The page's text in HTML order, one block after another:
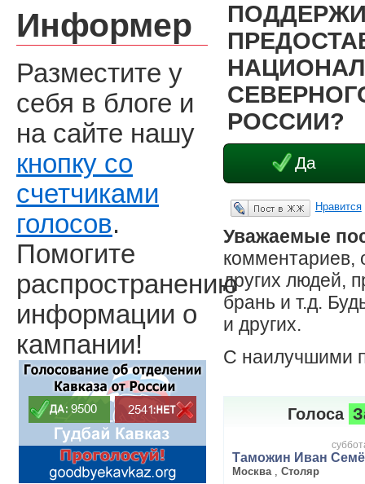
РОССИИ?
Да
Опубликовать в ЖЖ Нравится
Уважаемые
комментариев,
других людей,
брань и т.д.
и других.
С наилучшими
Голоса
Таможин Иван
Москва
Столяр
Информер
Разместите у
себя в блоге и
на сайте нашу
кнопку со
счетчиками
голосов.
Помогите
распространению
информации о
кампании!